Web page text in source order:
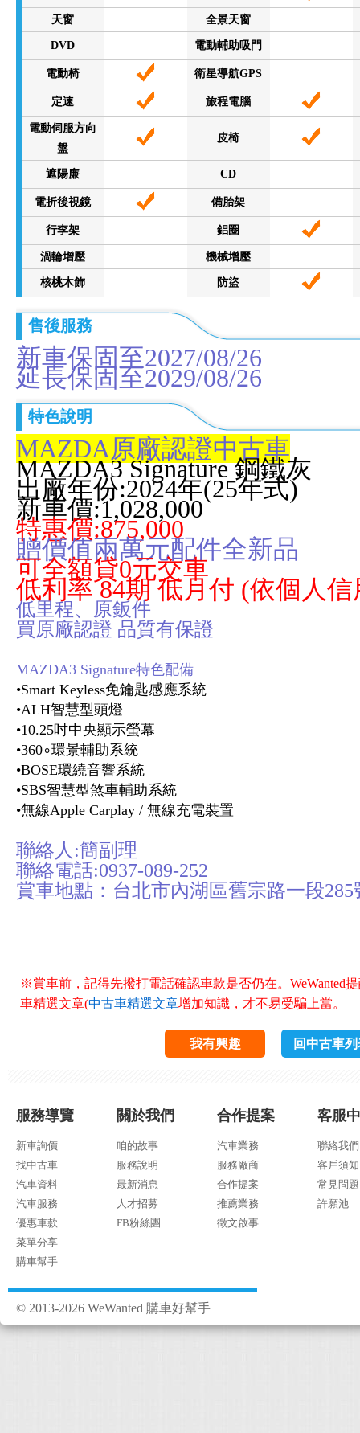
天窗 全景天窗
DVD 電動輔助吸門
電動椅 衛星導航GPS
定速 旅程電腦
電動伺服方向
盤
皮椅
遮陽廉 CD
電折後視鏡 備胎架
行李架 鋁圈
渦輪增壓 機械增壓
核桃木飾 防盜
售後服務
新車保固至2027/08/26
延長保固至2029/08/26
特色說明
MAZDA原廠認證中古車
MAZDA3 Signature 鋼鐵灰
出廠年份:2024年(25年式)
新車價:1,028,000
特惠價:875,000
贈價值兩萬元配件全新品
可全額貸0元交車
低利率84期 低月付 (依個人
低里程、原鈑件
買原廠認證 品質有保證
MAZDA3 Signature特色配備
•Smart Keyless免鑰匙感應系統
•ALH智慧型頭燈
•10.25吋中央顯示螢幕
•360∘環景輔助系統
•BOSE環繞音響系統
•SBS智慧型煞車輔助系統
•無線Apple Carplay/ 無線充電裝置
聯絡人:簡副理
聯絡電話:0937-089-252
賞車地點：台北市內湖區舊宗路一段285
※賞車前，記得先撥打電話確認車款是否仍在。WeWanted
車精選文章(中古車精選文章增加知識，才不易受騙上當。
我有興趣 回中古車
服務導覽
新車詢價
找中古車
汽車資料
汽車服務
優惠車款
菜單分享
購車幫手
關於我們
咱的故事
服務說明
最新消息
人才招募
FB粉絲團
合作提案
汽車業務
服務廠商
合作提案
推薦業務
徵文啟事
客服
聯絡我們
客戶須知
常見問題
許願池
© 2013-2026 WeWanted 購車好幫手